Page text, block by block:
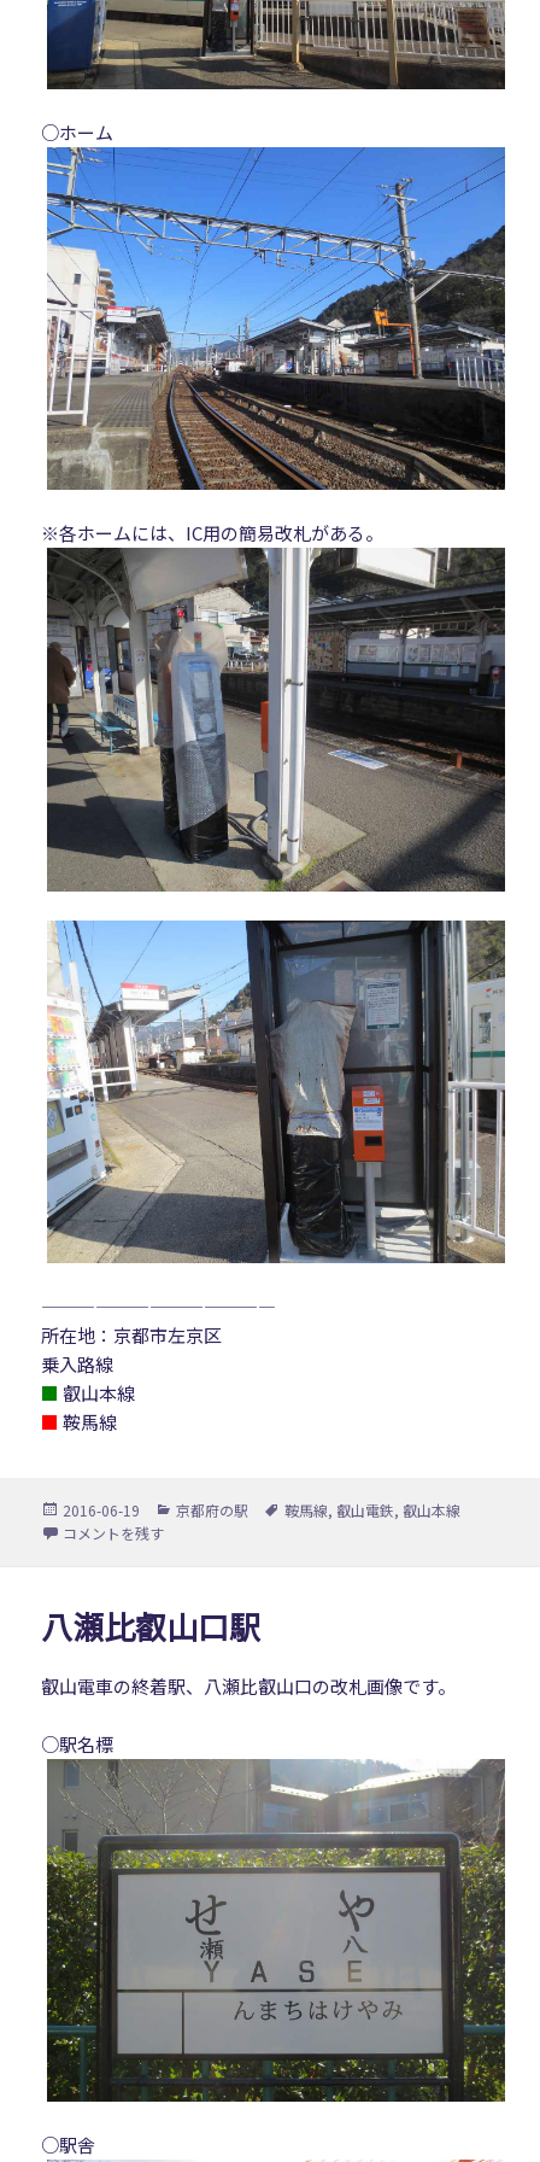
○ホーム
※各ホームには、IC用の簡易改札がある。
—————————————
所在地：京都市左京区
乗入路線
■ 叡山本線
■ 鞍馬線
投
稿
2016-06-19
カ
京都府の駅
タ
鞍馬線, 叡山電鉄, 叡山本線
宝ヶ池駅 に
コメントを残す
八瀬比叡山口駅
叡山電車の終着駅、八瀬比叡山口の改札画像です。
○駅名標
○駅舎